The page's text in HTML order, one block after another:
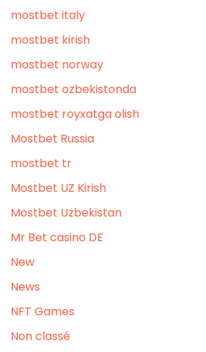
mostbet italy
mostbet kirish
mostbet norway
mostbet ozbekistonda
mostbet royxatga olish
Mostbet Russia
mostbet tr
Mostbet UZ Kirish
Mostbet Uzbekistan
Mr Bet casino DE
New
News
NFT Games
Non classé